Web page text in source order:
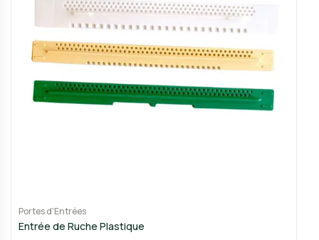
Portes d'Entrées
Entrée de Ruche Plastique